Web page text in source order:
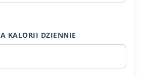
KALORII DZIENNIE